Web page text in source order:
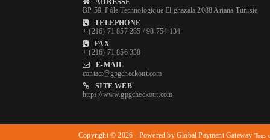
ADRESSE
BP 59, Pôle Technologique El ghazala 2088 Ariana Tunisie
TELEPHONE
+ (216) 71 857 285 / 98 754 134
FAX
+ (216) 71 856 338
E-MAIL
contact@gpgcheckout.com
SITE WEB
https://www.gpgcheckout.com
Copyright © 2026 - Powered by Global Payment Gateway Tous